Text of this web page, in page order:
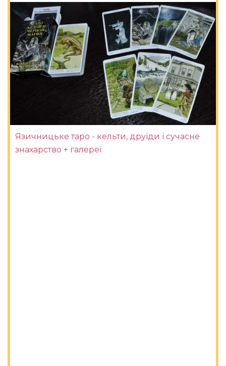
Язичницьке таро - кельти, друїди і сучасне
знахарство + галереї